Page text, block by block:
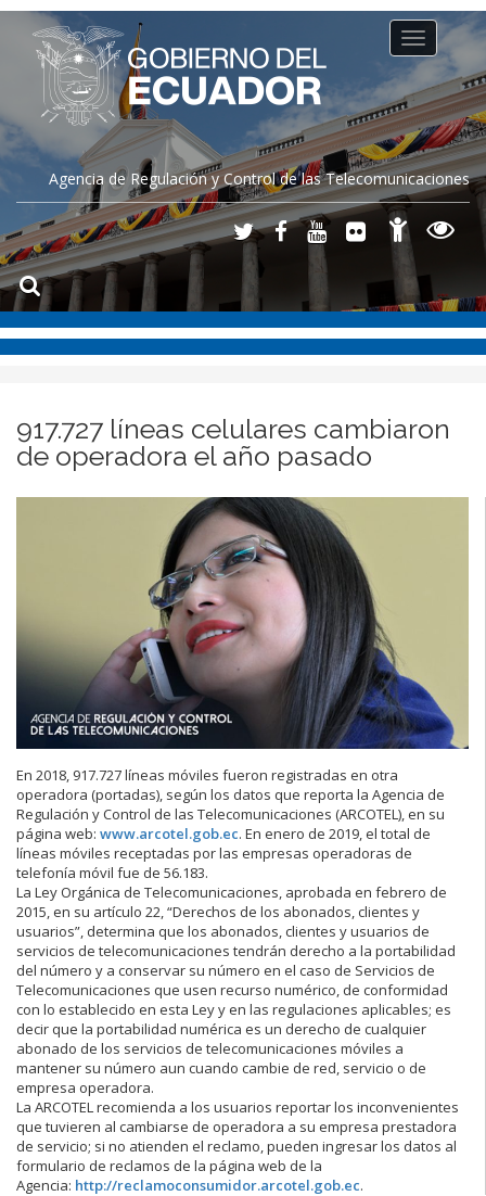
Agencia de Regulación y Control de las Telecomunicaciones
Toggle
navigation
917.727 líneas celulares cambiaron
de operadora el año pasado
En 2018, 917.727 líneas móviles fueron registradas en otra
operadora (portadas), según los datos que reporta la Agencia de
Regulación y Control de las Telecomunicaciones (ARCOTEL), en su
página web: www.arcotel.gob.ec. En enero de 2019, el total de
líneas móviles receptadas por las empresas operadoras de
telefonía móvil fue de 56.183.
La Ley Orgánica de Telecomunicaciones, aprobada en febrero de
2015, en su artículo 22, “Derechos de los abonados, clientes y
usuarios”, determina que los abonados, clientes y usuarios de
servicios de telecomunicaciones tendrán derecho a la portabilidad
del número y a conservar su número en el caso de Servicios de
Telecomunicaciones que usen recurso numérico, de conformidad
con lo establecido en esta Ley y en las regulaciones aplicables; es
decir que la portabilidad numérica es un derecho de cualquier
abonado de los servicios de telecomunicaciones móviles a
mantener su número aun cuando cambie de red, servicio o de
empresa operadora.
La ARCOTEL recomienda a los usuarios reportar los inconvenientes
que tuvieren al cambiarse de operadora a su empresa prestadora
de servicio; si no atienden el reclamo, pueden ingresar los datos al
formulario de reclamos de la página web de la
Agencia: http://reclamoconsumidor.arcotel.gob.ec.​